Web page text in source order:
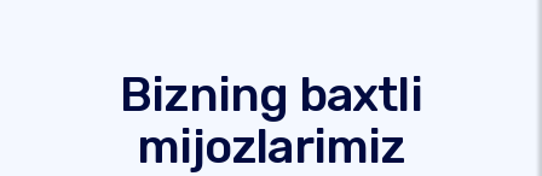
Bizning baxtli
mijozlarimiz